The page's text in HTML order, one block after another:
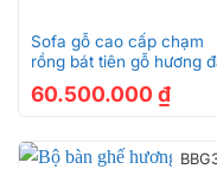
Sofa gỗ cao cấp chạm
rồng bát tiên gỗ hương
60.500.000 ₫